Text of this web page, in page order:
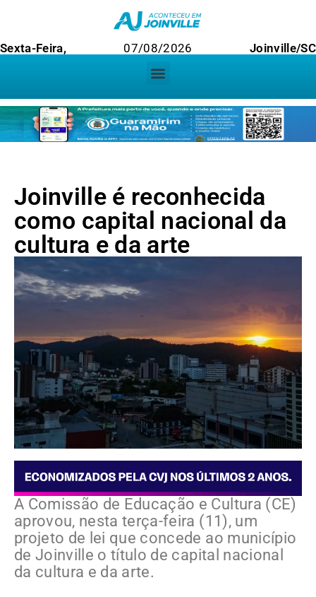
Sexta-Feira, 07/08/2026 Joinville/SC
Joinville é reconhecida
como capital nacional da
cultura e da arte
A Comissão de Educação e Cultura (CE)
aprovou, nesta terça-feira (11), um
projeto de lei que concede ao município
de Joinville o título de capital nacional
da cultura e da arte.